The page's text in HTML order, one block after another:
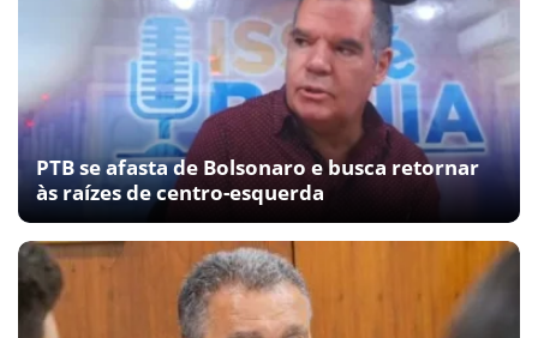
PTB se afasta de Bolsonaro e busca retornar
às raízes de centro-esquerda